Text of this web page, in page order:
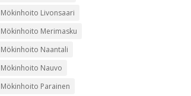
Mökinhoito Livonsaari
Mökinhoito Merimasku
Mökinhoito Naantali
Mökinhoito Nauvo
Mökinhoito Parainen